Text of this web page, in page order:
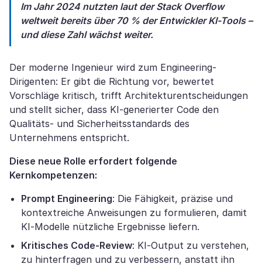
Im Jahr 2024 nutzten laut der Stack Overflow
weltweit bereits über 70 % der Entwickler KI-Tools –
und diese Zahl wächst weiter.
Der moderne Ingenieur wird zum Engineering-
Dirigenten: Er gibt die Richtung vor, bewertet
Vorschläge kritisch, trifft Architekturentscheidungen
und stellt sicher, dass KI-generierter Code den
Qualitäts- und Sicherheitsstandards des
Unternehmens entspricht.
Diese neue Rolle erfordert folgende
Kernkompetenzen:
Prompt Engineering: Die Fähigkeit, präzise und
kontextreiche Anweisungen zu formulieren, damit
KI-Modelle nützliche Ergebnisse liefern.
Kritisches Code-Review: KI-Output zu verstehen,
zu hinterfragen und zu verbessern, anstatt ihn